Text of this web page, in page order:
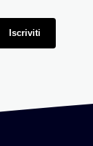
Iscriviti